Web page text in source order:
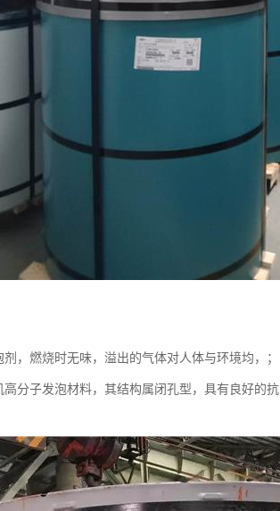
，燃烧时无味，溢出的气体对人体与环境均，；
分子发泡材料，其结构属闭孔型，具有良好的